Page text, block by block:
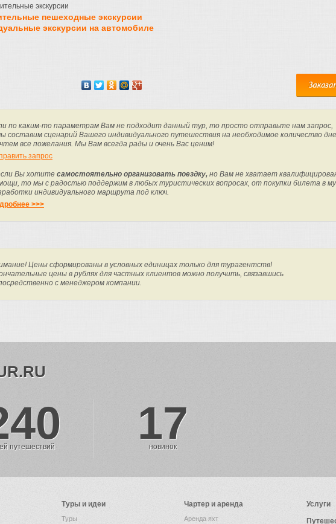
экскурсии
пешеходные экскурсии
экскурсии на автомобиле
по каким-то параметрам Вам не подходит данный тур, то просто отправьте нам запрос,
составим сценарий Вашего индивидуального путешествия на необходимое количество
все пожелания. Мы Вам всегда рады и очень Вас ценим!
запрос
Вы хотите самостоятельно организовать поездку, но Вам не хватает
то мы с радостью поддержим в любых туристических вопросах, от покупки билета в
индивидуального маршрута под ключ.
>>>
Цены сформированы в условных единицах только для турагентств!
цены в рублях для частных клиентов можно получить, связавшись
с менеджером компании.
путешествий 17
новинок
Туры и идеи
Туры
Чартер и аренда
Аренда яхт
Услуги